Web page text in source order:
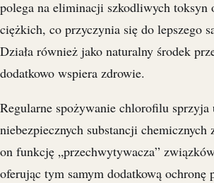
polega na eliminacji szkodliwych toksyn
ciężkich, co przyczynia się do lepszego
Działa również jako naturalny środek
dodatkowo wspiera zdrowie.
Regularne spożywanie chlorofilu sprzyja
niebezpiecznych substancji chemicznych
on funkcję „przechwytywacza”
oferując tym samym dodatkową ochronę